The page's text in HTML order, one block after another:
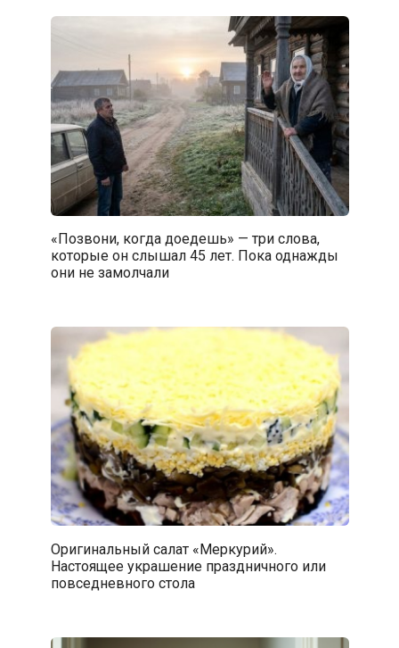
«Позвони, когда доедешь» — три слова,
которые он слышал 45 лет. Пока однажды
они не замолчали
Оригинальный салат «Меркурий».
Настоящее украшение праздничного или
повседневного стола